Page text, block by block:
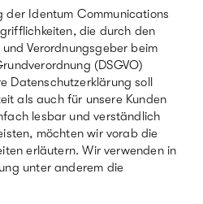
der Identum Communications
die durch den
Verordnungsgeber beim
(DSGVO)
Datenschutzerklärung soll
als auch für unsere Kunden
lesbar und verständlich
möchten wir vorab die
erläutern. Wir verwenden in
unter anderem die